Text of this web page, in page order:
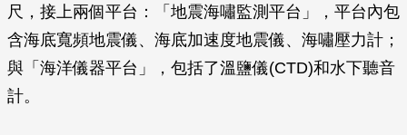
尺，接上兩個平台：「地震海嘯監測平台」，平台內包
含海底寬頻地震儀、海底加速度地震儀、海嘯壓力計；
與「海洋儀器平台」，包括了溫鹽儀(CTD)和水下聽音
計。